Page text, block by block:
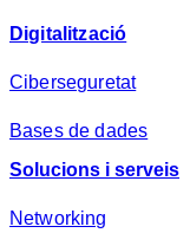
Digitalització
Ciberseguretat
Bases de dades
Solucions i serveis
Networking